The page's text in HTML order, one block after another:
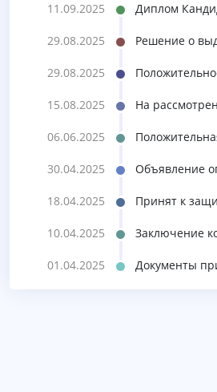
11.09.2025 Диплом
29.08.2025 Решение о
29.08.2025
15.08.2025 На
06.06.2025
30.04.2025 Объявление
18.04.2025 Принят к
10.04.2025 Заключение
01.04.2025 Документы